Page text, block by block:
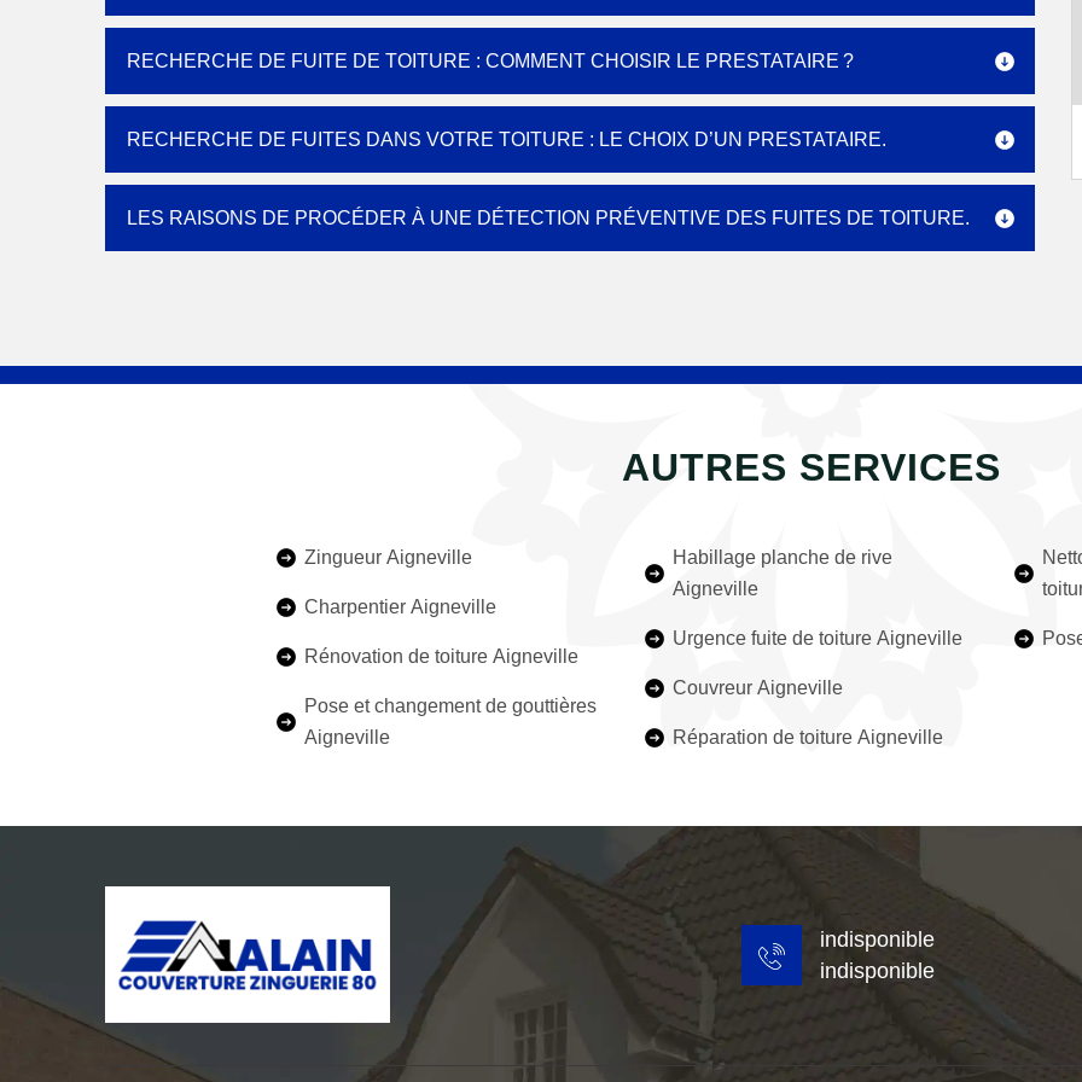
RECHERCHE DE FUITE DE TOITURE : COMMENT CHOISIR LE PRESTATAIRE ?
RECHERCHE DE FUITES DANS VOTRE TOITURE : LE CHOIX D’UN PRESTATAIRE.
LES RAISONS DE PROCÉDER À UNE DÉTECTION PRÉVENTIVE DES FUITES DE TOITURE.
AUTRES SERVICES
Zingueur Aigneville
Charpentier Aigneville
Rénovation de toiture Aigneville
Pose et changement de gouttières
Aigneville
Habillage planche de rive
Aigneville
Urgence fuite de toiture Aigneville
Couvreur Aigneville
Réparation de toiture Aigneville
indisponible
indisponible